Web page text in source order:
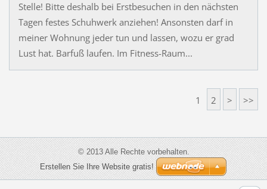
Stelle! Bitte deshalb bei Erstbesuchen in den nächsten
Tagen festes Schuhwerk anziehen! Ansonsten darf in
meiner Wohnung jeder tun und lassen, wozu er grad
Lust hat. Barfuß laufen. Im Fitness-Raum...
1 2 > >>
© 2013 Alle Rechte vorbehalten.
Erstellen Sie Ihre Website gratis!